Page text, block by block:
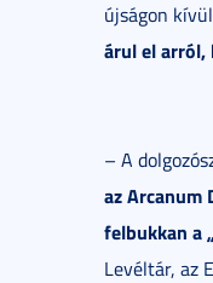
újságon
árul el arról,
– A
az Arcanum
felbukkan a
Levéltár, az